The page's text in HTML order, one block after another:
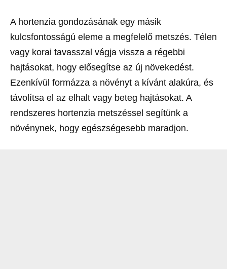
A hortenzia gondozásának egy másik
kulcsfontosságú eleme a megfelelő metszés. Télen
vagy korai tavasszal vágja vissza a régebbi
hajtásokat, hogy elősegítse az új növekedést.
Ezenkívül formázza a növényt a kívánt alakúra, és
távolítsa el az elhalt vagy beteg hajtásokat. A
rendszeres hortenzia metszéssel segítünk a
növénynek, hogy egészségesebb maradjon.